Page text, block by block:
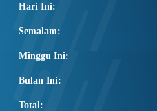
Hari Ini:
Semalam:
Minggu Ini:
Bulan Ini:
Total: